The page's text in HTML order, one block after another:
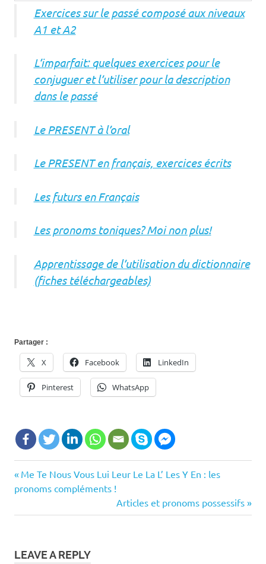
Exercices sur le passé composé aux niveaux
A1 et A2
L’imparfait: quelques exercices pour le
conjuguer et l’utiliser pour la description
dans le passé
Le PRESENT à l’oral
Le PRESENT en français, exercices écrits
Les futurs en Français
Les pronoms toniques? Moi non plus!
Apprentissage de l’utilisation du dictionnaire
(fiches téléchargeables)
Partager :
X Facebook LinkedIn
Pinterest WhatsApp
structuration
exercices
Navigation
Previous
Post:
Me Te Nous Vous Lui Leur Le La L’ Les Y En : les
pronoms compléments !
Next
Post:
Articles et pronoms possessifs
LEAVE A REPLY